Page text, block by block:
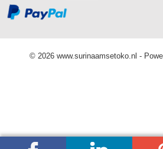
© 2026 www.surinaamsetoko.nl -